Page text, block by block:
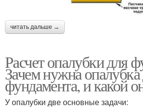
читать дальше →
Расчет опалубки для
Зачем нужна
фундамента, и какой
У опалубки две основные задачи: